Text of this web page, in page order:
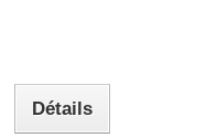
Détails